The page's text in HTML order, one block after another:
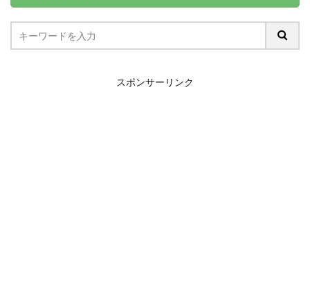
スポンサーリンク